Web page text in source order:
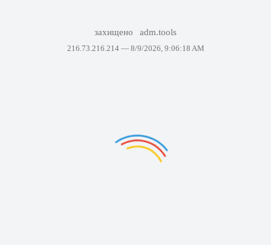
захищено adm.tools
216.73.216.214 — 8/9/2026, 9:06:18 AM